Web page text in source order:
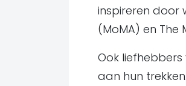
inspireren door
(MoMA) en The
Ook
aan hun